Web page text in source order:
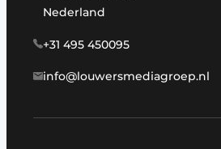
Nederland
+31 495 450095
info@louwersmediagroep.nl